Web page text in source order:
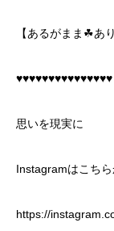
【あるがまま☘あ
♥️♥️♥️♥️♥️♥️♥️♥️♥️♥️♥️♥️♥️♥️♥️
思いを現実に
Instagramはこちら
https://